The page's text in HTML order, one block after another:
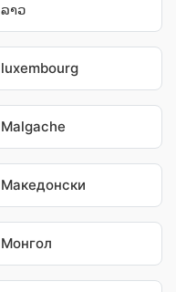
ລາວ
luxembourg
Malgache
Македонски
Монгол